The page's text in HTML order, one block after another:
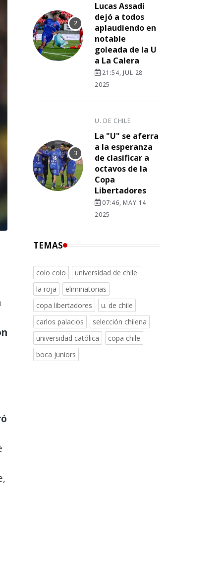
Lucas Assadi
dejó a todos
aplaudiendo en
notable
goleada de la U
a La Calera
21:54, JUL 28
2025
U. DE CHILE
La "U" se aferra
a la esperanza
de clasificar a
octavos de la
Copa
Libertadores
07:46, MAY 14
2025
TEMAS
colo colo
universidad de chile
la roja
eliminatorias
copa libertadores
u. de chile
carlos palacios
selección chilena
universidad católica
copa chile
boca juniors